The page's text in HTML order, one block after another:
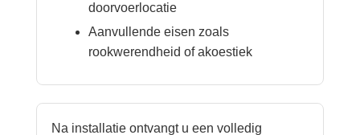
doorvoerlocatie
Aanvullende eisen zoals
rookwerendheid of akoestiek
Na installatie ontvangt u een volledig